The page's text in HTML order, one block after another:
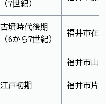
（7世紀）
古墳時代後期
（6から7世紀）
福井市在
福井市山
江戸初期 福井市片